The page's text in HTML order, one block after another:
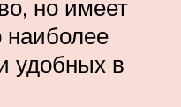
но имеет
наиболее
удобных в